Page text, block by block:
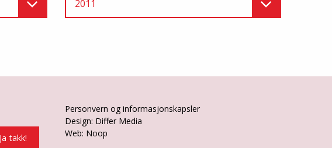
2011
Personvern og informasjonskapsler
Design: Differ Media
Web: Noop